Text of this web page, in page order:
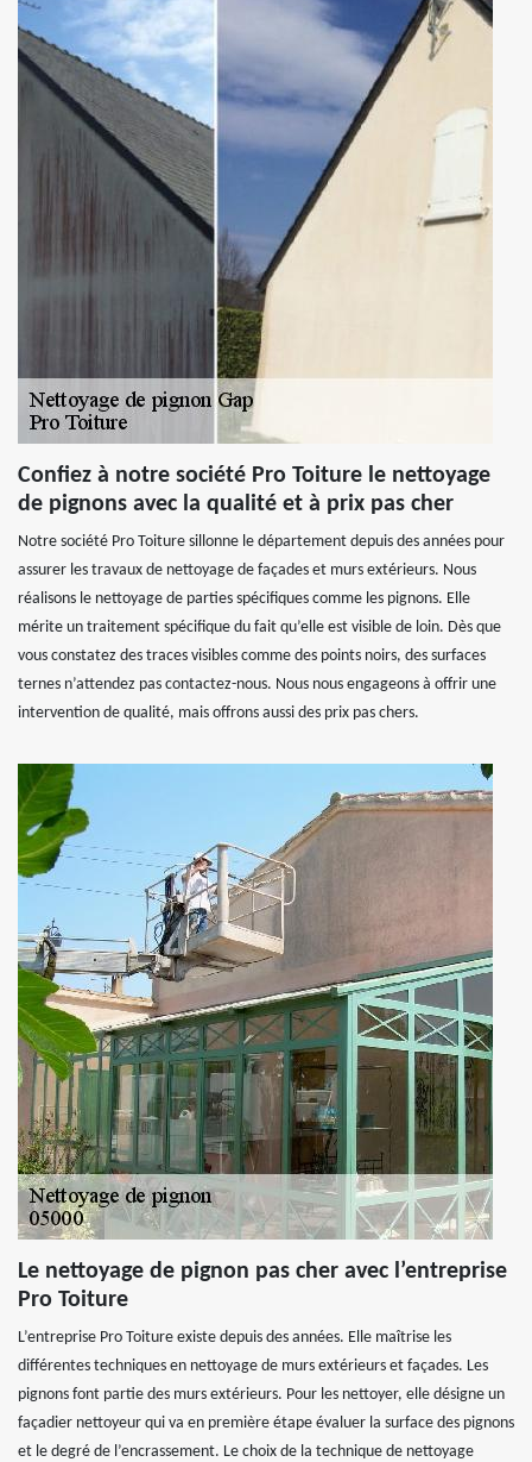
Confiez à notre société Pro Toiture le nettoyage
de pignons avec la qualité et à prix pas cher
Notre société Pro Toiture sillonne le département depuis des années pour
assurer les travaux de nettoyage de façades et murs extérieurs. Nous
réalisons le nettoyage de parties spécifiques comme les pignons. Elle
mérite un traitement spécifique du fait qu’elle est visible de loin. Dès que
vous constatez des traces visibles comme des points noirs, des surfaces
ternes n’attendez pas contactez-nous. Nous nous engageons à offrir une
intervention de qualité, mais offrons aussi des prix pas chers.
Le nettoyage de pignon pas cher avec l’entreprise
Pro Toiture
L’entreprise Pro Toiture existe depuis des années. Elle maîtrise les
différentes techniques en nettoyage de murs extérieurs et façades. Les
pignons font partie des murs extérieurs. Pour les nettoyer, elle désigne un
façadier nettoyeur qui va en première étape évaluer la surface des pignons
et le degré de l’encrassement. Le choix de la technique de nettoyage